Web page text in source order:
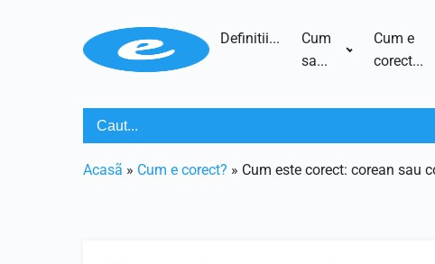
Definitii...
Cum
sa...
Cum e
corect...
Acasã » Cum e corect? » Cum este corect: corean sau